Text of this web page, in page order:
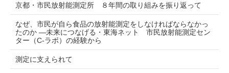
京都・市民放射能測定所 ８年間の取り組みを振り返って
なぜ、市民が自ら食品の放射能測定をしなければならなかっ
たのか ―未来につなげる・東海ネット 市民放射能測定セン
ター（C-ラボ）の経験から
測定に支えられて